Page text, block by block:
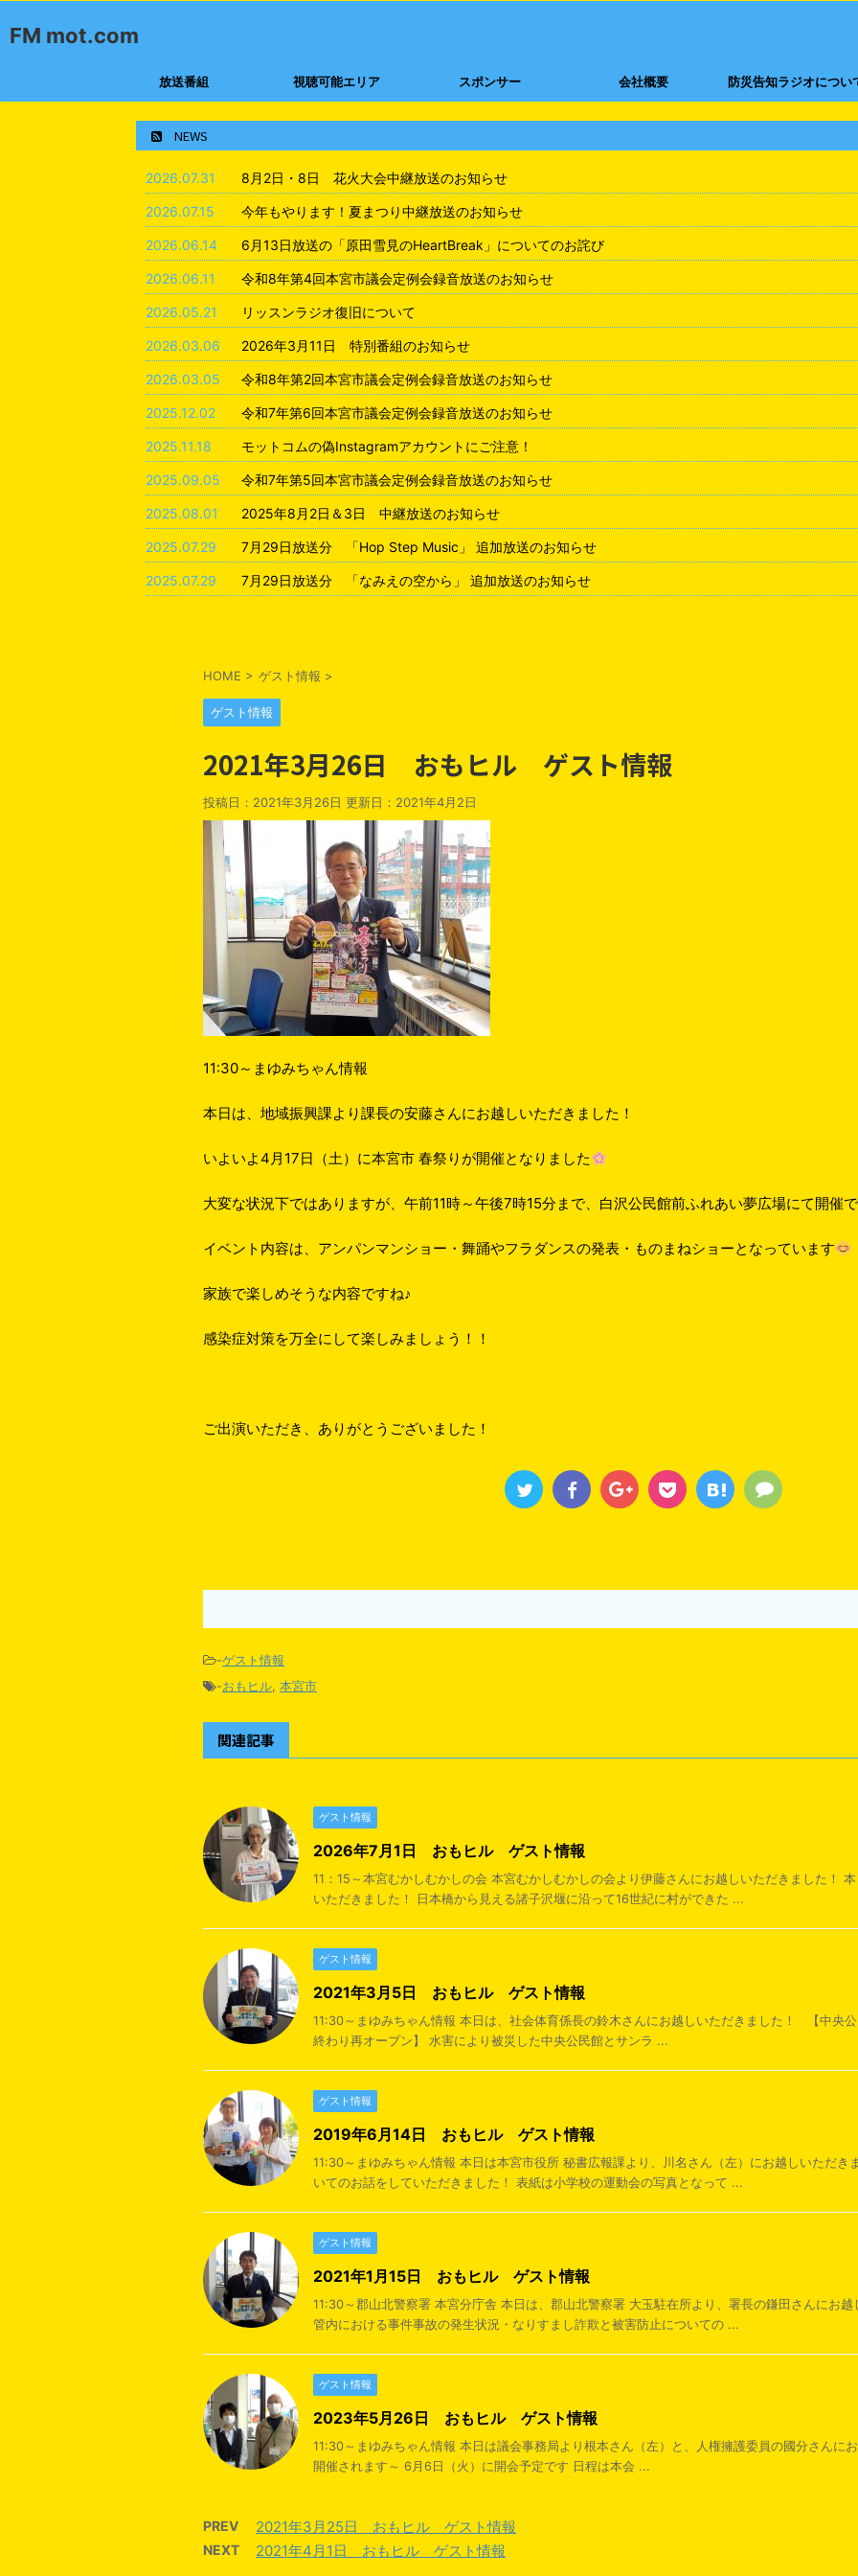
FM mot.com
放送番組 視聴可能エリア スポンサー 会社概要 防災告知ラジオについ
NEWS
2026.07.31 8月2日・8日 花火大会中継放送のお知らせ
2026.07.15 今年もやります！夏まつり中継放送のお知らせ
2026.06.14 6月13日放送の「原田雪見のHeartBreak」についてのお詫び
2026.06.11 令和8年第4回本宮市議会定例会録音放送のお知らせ
2026.05.21 リッスンラジオ復旧について
2026.03.06 2026年3月11日 特別番組のお知らせ
2026.03.05 令和8年第2回本宮市議会定例会録音放送のお知らせ
2025.12.02 令和7年第6回本宮市議会定例会録音放送のお知らせ
2025.11.18 モットコムの偽Instagramアカウントにご注意！
2025.09.05 令和7年第5回本宮市議会定例会録音放送のお知らせ
2025.08.01 2025年8月2日＆3日 中継放送のお知らせ
2025.07.29 7月29日放送分 「Hop Step Music」 追加放送のお知らせ
2025.07.29 7月29日放送分 「なみえの空から」 追加放送のお知らせ
HOME > ゲスト情報 >
ゲスト情報
2021年3月26日 おもヒル ゲスト情報
投稿日：2021年3月26日 更新日： 2021年4月2日
11:30～まゆみちゃん情報
本日は、地域振興課より課長の安藤さんにお越しいただきました！
いよいよ4月17日（土）に本宮市 春祭りが開催となりました
大変な状況下ではありますが、午前11時～午後7時15分まで、白沢公民館前ふれあい夢広場にて開催
イベント内容は、アンパンマンショー・舞踊やフラダンスの発表・ものまねショーとなっています
家族で楽しめそうな内容ですね♪
感染症対策を万全にして楽しみましょう！！
ご出演いただき、ありがとうございました！
-ゲスト情報
-おもヒル, 本宮市
関連記事
ゲスト情報
2026年7月1日 おもヒル ゲスト情報
11：15～本宮むかしむかしの会 本宮むかしむかしの会より伊藤さんにお越しいただきました！
いただきました！ 日本橋から見える諸子沢堰に沿って16世紀に村ができた ...
ゲスト情報
2021年3月5日 おもヒル ゲスト情報
11:30～まゆみちゃん情報 本日は、社会体育係長の鈴木さんにお越しいただきました！ 【中央
終わり再オープン】 水害により被災した中央公民館とサンラ ...
ゲスト情報
2019年6月14日 おもヒル ゲスト情報
11:30～まゆみちゃん情報 本日は本宮市役所 秘書広報課より、川名さん（左）にお越しいただき
いてのお話をしていただきました！ 表紙は小学校の運動会の写真となって ...
ゲスト情報
2021年1月15日 おもヒル ゲスト情報
11:30～郡山北警察署 本宮分庁舎 本日は、郡山北警察署 大玉駐在所より、署長の鎌田さんにお
管内における事件事故の発生状況・なりすまし詐欺と被害防止についての ...
ゲスト情報
2023年5月26日 おもヒル ゲスト情報
11:30～まゆみちゃん情報 本日は議会事務局より根本さん（左）と、人権擁護委員の國分さん
開催されます～ 6月6日（火）に開会予定です 日程は本会 ...
PREV 2021年3月25日 おもヒル ゲスト情報
NEXT 2021年4月1日 おもヒル ゲスト情報